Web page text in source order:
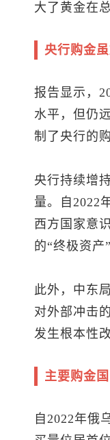
大了黄金在
央行购金
报告显示，
水平，但仍
制了央行的
央行持续增
量。自2022
西方国家意
的“终极资产
此外，中东
对外部冲击
发生根本性改
主要购金
自2022年俄